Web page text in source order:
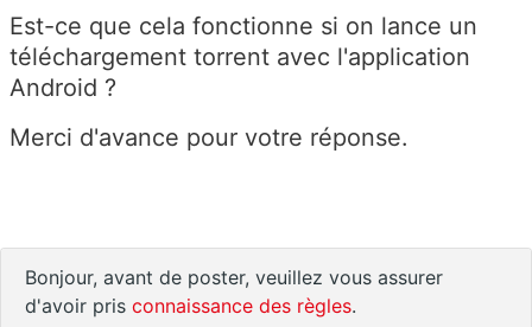
Est-ce que cela fonctionne si on lance un
téléchargement torrent avec l'application
Android ?
Merci d'avance pour votre réponse.
Bonjour, avant de poster, veuillez vous assurer
d'avoir pris connaissance des règles.